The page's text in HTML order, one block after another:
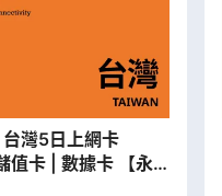
值卡 | 數據卡 【永